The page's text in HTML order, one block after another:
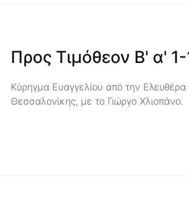
Προς Τιμόθεον Β' α' 1-
Κύρηγμα Ευαγγελίου από την
Θεσσαλονίκης, με το Γιώργο Χλιοπάνο.